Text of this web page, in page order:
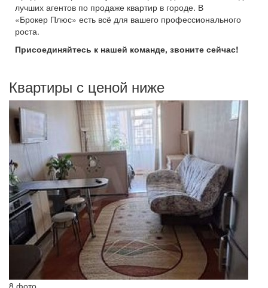
лучших агентов по продаже квартир в городе. В
«Брокер Плюс» есть всё для вашего профессионального
роста.
Присоединяйтесь к нашей команде, звоните сейчас!
Квартиры с ценой ниже